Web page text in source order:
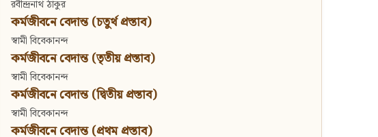
রবীন্দ্রনাথ ঠাকুর
কর্মজীবনে বেদান্ত (চতুর্থ প্রস্তাব)
স্বামী বিবেকানন্দ
কর্মজীবনে বেদান্ত (তৃতীয় প্রস্তাব)
স্বামী বিবেকানন্দ
কর্মজীবনে বেদান্ত (দ্বিতীয় প্রস্তাব)
স্বামী বিবেকানন্দ
কর্মজীবনে বেদান্ত (প্রথম প্রস্তাব)